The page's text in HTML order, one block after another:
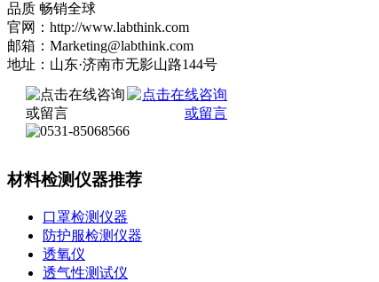
品质 畅销全球
官网：http://www.labthink.com
邮箱：Marketing@labthink.com
地址：山东·济南市无影山路144号
材料检测仪器推荐
口罩检测仪器
防护服检测仪器
透氧仪
透气性测试仪